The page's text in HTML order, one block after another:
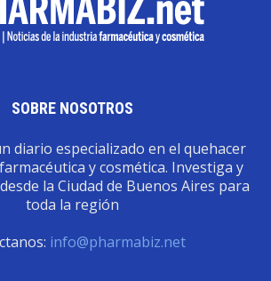
SOBRE NOSOTROS
diario especializado en el quehacer
y cosmética. Investiga y
la Ciudad de Buenos Aires para
toda la región
info@pharmabiz.net